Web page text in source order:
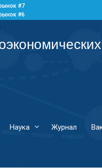
#7
#6
Наука Журнал